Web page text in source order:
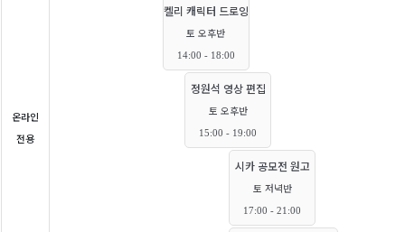
온라인
전용
켈리 캐릭터 드로잉
토 오후반
14:00 - 18:00
정원석 영상 편집
토 오후반
15:00 - 19:00
시카 공모전 원고
토 저녁반
17:00 - 21:00